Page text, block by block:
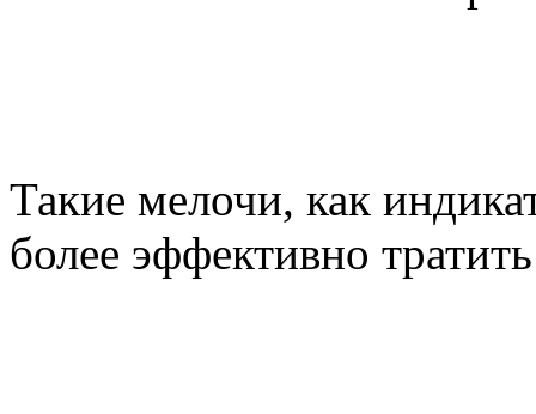
Такие мелочи, как
более эффективно